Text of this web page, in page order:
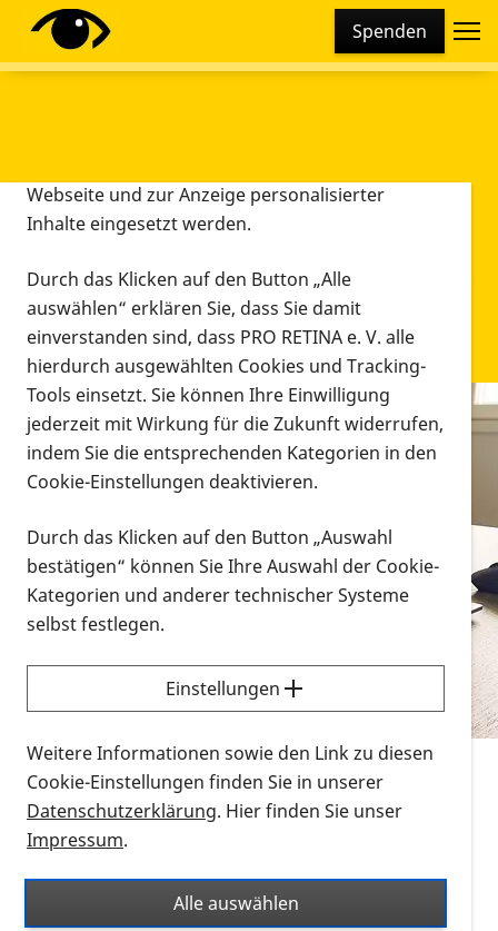
Spenden
Infomaterial
Infomaterial
Vorlesen
Alle Infomaterialien in verschiedenen
Formaten an einem Ort
Sie möchten wissen, wie Sie nach Infonmaterial
suchen und dieses bestellen bzw. herunterladen
können? Schauen Sie sich dieErklärvideos zum
Thema Infomaterial auf der PRO RETINA-Website
für blinde und sehbehinderte Menschen an.
Auf dieser Seite finden Sie sämtliches Infomaterial
Ort. Nutzen Sie den Formatfilter, um ausschließlich
nach Flyern und Broschüren, Audios oder Videos zu
Diese Webseite setzt verschiedene Cookies und
Tracking-Tools ein. Dies beinhaltet Cookies und
Webseite und zur Anzeige personalisierter
Inhalte eingesetzt werden.
Durch das Klicken auf den Button „Alle
auswählen“ erklären Sie, dass Sie damit
einverstanden sind, dass PRO RETINA e. V. alle
hierdurch ausgewählten Cookies und Tracking-
Tools einsetzt. Sie können Ihre Einwilligung
jederzeit mit Wirkung für die Zukunft widerrufen,
indem Sie die entsprechenden Kategorien in den
Cookie-Einstellungen deaktivieren.
Durch das Klicken auf den Button „Auswahl
bestätigen“ können Sie Ihre Auswahl der Cookie-
Kategorien und anderer technischer Systeme
selbst festlegen.
Einstellungen
Weitere Informationen sowie den Link zu diesen
Cookie-Einstellungen finden Sie in unserer
Datenschutzerklärung. Hier finden Sie unser
Impressum.
Alle auswählen